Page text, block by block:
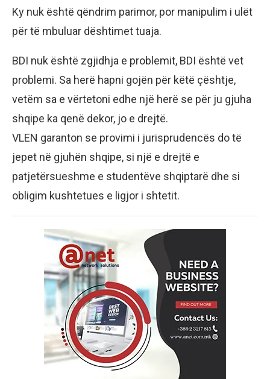
Ky nuk është qëndrim parimor, por manipulim i ulët
për të mbuluar dështimet tuaja.
BDI nuk është zgjidhja e problemit, BDI është vet
problemi. Sa herë hapni gojën për këtë çështje,
vetëm sa e vërtetoni edhe një herë se për ju gjuha
shqipe ka qenë dekor, jo e drejtë.
VLEN garanton se provimi i jurisprudencës do të
jepet në gjuhën shqipe, si një e drejtë e
patjetërsueshme e studentëve shqiptarë dhe si
obligim kushtetues e ligjor i shtetit.